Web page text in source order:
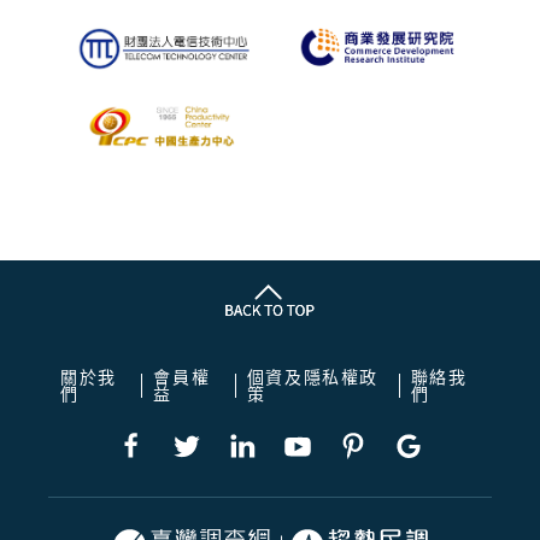
關於我
們
會員權
益
個資及隱私權政
策
聯絡我
們